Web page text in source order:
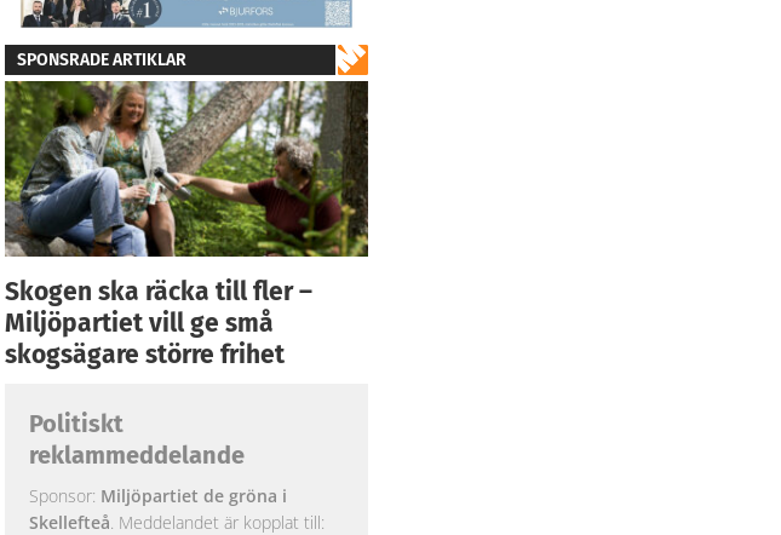
SPONSRADE ARTIKLAR
Skogen ska räcka till fler –
Miljöpartiet vill ge små
skogsägare större frihet
Politiskt
reklammeddelande
Sponsor: Miljöpartiet de gröna i
Skellefteå. Meddelandet är kopplat till: